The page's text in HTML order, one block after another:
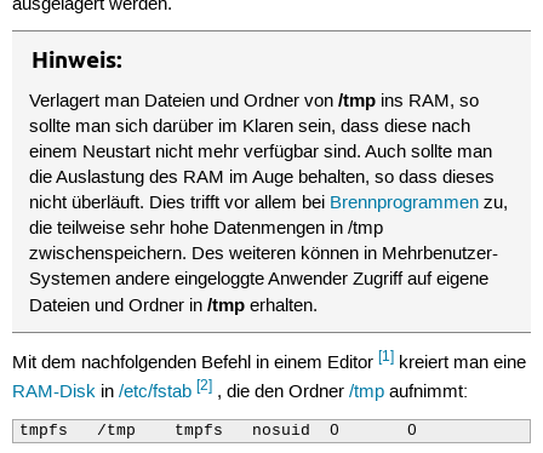
ausgelagert werden.
Hinweis:
Verlagert man Dateien und Ordner von/tmp ins RAM, so
sollte man sich darüber im Klaren sein, dass diese nach
einem Neustart nicht mehr verfügbar sind. Auch sollte man
die Auslastung des RAM im Auge behalten, so dass dieses
nicht überläuft. Dies trifft vor allem bei Brennprogrammen zu,
die teilweise sehr hohe Datenmengen in /tmp
zwischenspeichern. Des weiteren können in Mehrbenutzer-
Systemen andere eingeloggte Anwender Zugriff auf eigene
Dateien und Ordner in/tmp erhalten.
Mit dem nachfolgenden Befehl in einem Editor [1]kreiert man eine
RAM-Diskin /etc/fstab [2], die den Ordner /tmpaufnimmt:
tmpfs	/tmp	tmpfs	nosuid	0	0